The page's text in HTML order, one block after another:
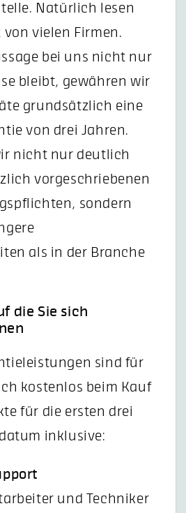
Natürlich lesen
von vielen Firmen.
bei uns nicht nur
bleibt, gewähren wir
grundsätzlich eine
von drei Jahren.
nicht nur deutlich
vorgeschriebenen
sondern
als in der Branche
die Sie sich
sind für
kostenlos beim Kauf
für die ersten drei
inklusive:
und Techniker